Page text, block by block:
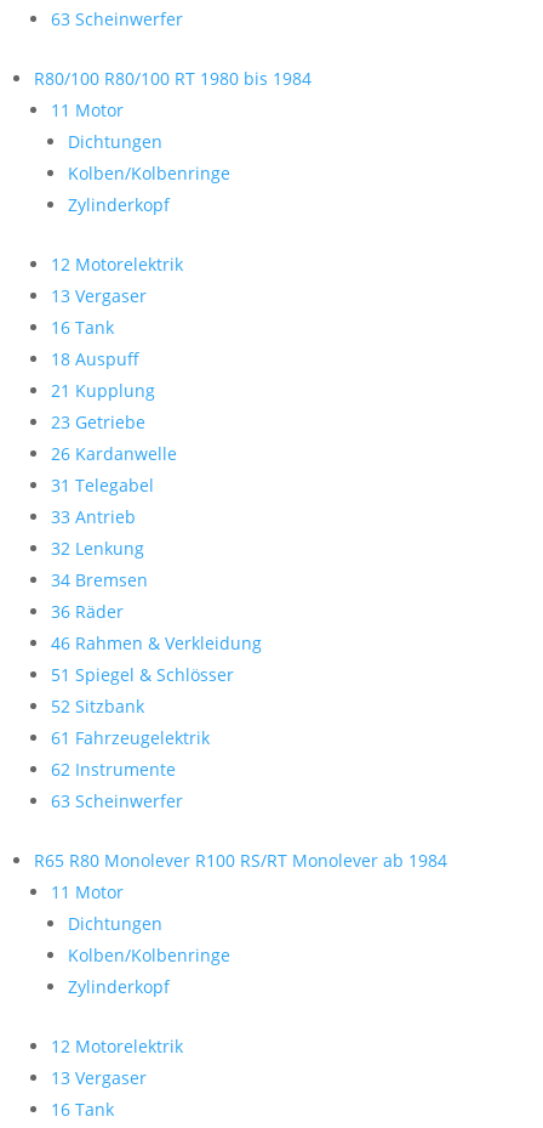
63 Scheinwerfer
R80/100 R80/100 RT 1980 bis 1984
11 Motor
Dichtungen
Kolben/Kolbenringe
Zylinderkopf
12 Motorelektrik
13 Vergaser
16 Tank
18 Auspuff
21 Kupplung
23 Getriebe
26 Kardanwelle
31 Telegabel
33 Antrieb
32 Lenkung
34 Bremsen
36 Räder
46 Rahmen & Verkleidung
51 Spiegel & Schlösser
52 Sitzbank
61 Fahrzeugelektrik
62 Instrumente
63 Scheinwerfer
R65 R80 Monolever R100 RS/RT Monolever ab 1984
11 Motor
Dichtungen
Kolben/Kolbenringe
Zylinderkopf
12 Motorelektrik
13 Vergaser
16 Tank